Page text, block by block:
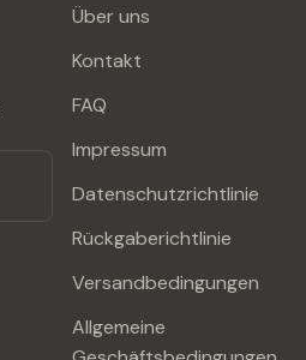
Über uns
Kontakt
FAQ
Impressum
Datenschutzrichtlinie
Rückgaberichtlinie
Versandbedingungen
Allgemeine